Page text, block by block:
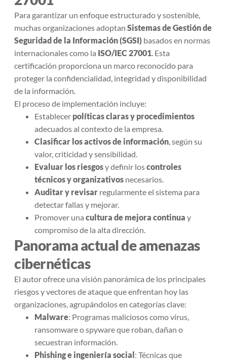
Para garantizar un enfoque estructurado y sostenible,
muchas organizaciones adoptan Sistemas de Gestión de
Seguridad de la Información (SGSI) basados en normas
internacionales como la ISO/IEC 27001. Esta
certificación proporciona un marco reconocido para
proteger la confidencialidad, integridad y disponibilidad
de la información.
El proceso de implementación incluye:
Establecer políticas claras y procedimientos
adecuados al contexto de la empresa.
Clasificar los activos de información, según su
valor, criticidad y sensibilidad.
Evaluar los riesgosy definir loscontroles
técnicos y organizativos necesarios.
Auditar y revisar regularmente el sistema para
detectar fallas y mejorar.
Promover una cultura de mejora continua y
compromiso de la alta dirección.
Panorama actual de amenazas
cibernéticas
El autor ofrece una visión panorámica de los principales
riesgos y vectores de ataque que enfrentan hoy las
organizaciones, agrupándolos en categorías clave:
Malware: Programas maliciosos como virus,
ransomware o spyware que roban, dañan o
secuestran información.
Phishing e ingeniería social: Técnicas que